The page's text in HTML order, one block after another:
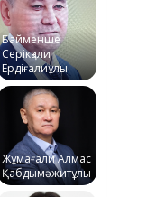
Байменше
Серікқали
Ердіғалиұлы
Жұмағали Алмас
Қабдымәжитұлы